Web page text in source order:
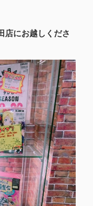
店にお越しくださ